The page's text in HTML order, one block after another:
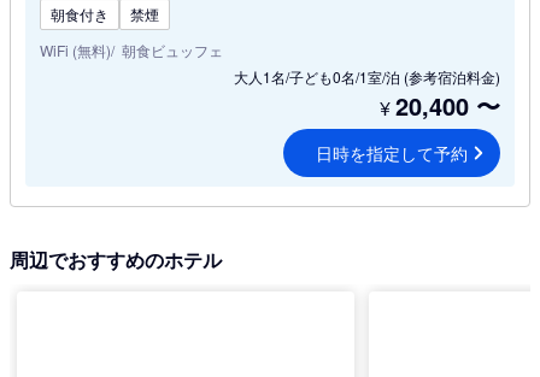
朝食付き
禁煙
WiFi (無料) 朝食ビュッフェ
大人1名/子ども0名/1室/泊 (参考宿泊料金)
¥20,400 〜
日時を指定して予約
周辺でおすすめのホテル